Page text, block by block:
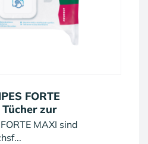
FORTE
zur
MAXI sind